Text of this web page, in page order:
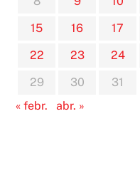
15
16 17
22
23 24
29
30
31
« febr.
abr. »